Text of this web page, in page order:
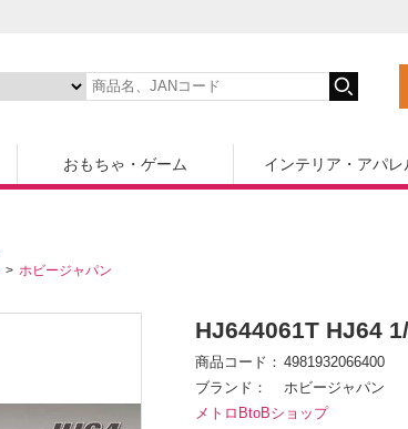
おもちゃ・ゲーム インテリア・アパレ
ホビージャパン
HJ644061T HJ64
商品コード
4981932066400
ブランド
ホビージャパン
メトロBtoBショップ